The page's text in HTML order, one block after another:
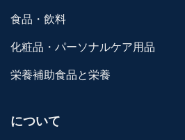
食品・飲料
化粧品・パーソナルケア用品
栄養補助食品と栄養
について